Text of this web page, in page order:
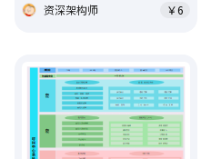
资深架构师
￥6